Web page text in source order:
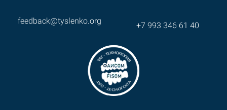
feedback@tyslenko.org +7 993 346 61 40